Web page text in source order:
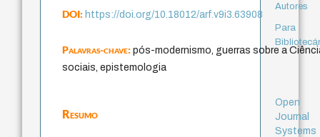
DOI:https://doi.org/10.18012/arf.v9i3.63908
Palavras-chave:pós-modernismo, guerras sobre a
sociais, epistemologia
Resumo
Autores
Para
Open
Journal
Systems